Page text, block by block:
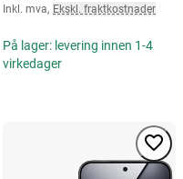
Inkl. mva, Ekskl. fraktkostnader
På lager: levering innen 1-4
virkedager